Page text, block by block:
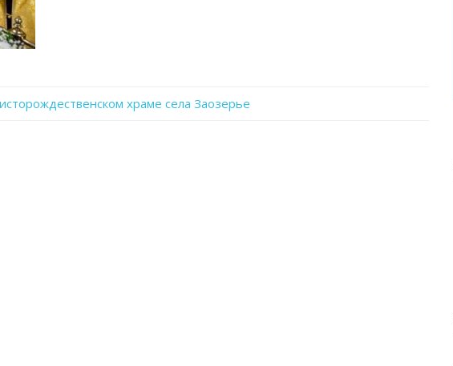
храме села Заозерье